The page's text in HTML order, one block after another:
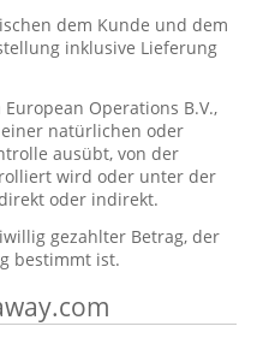
dem Kunde und dem
inklusive Lieferung
European Operations B.V.,
natürlichen oder
ausübt, von der
wird oder unter der
oder indirekt.
gezahlter Betrag, der
bestimmt ist.